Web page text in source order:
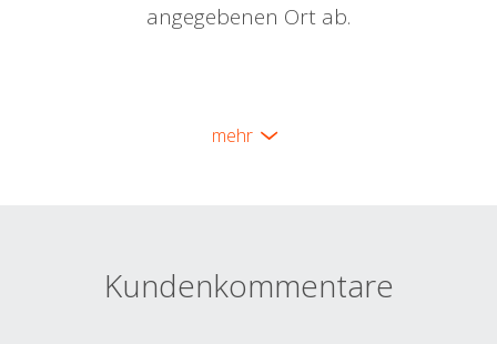
angegebenen Ort ab.
mehr
Kundenkommentare